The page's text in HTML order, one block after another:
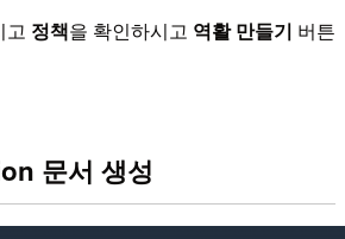
고 정책을 확인하시고 역활 만들기 버튼
문서 생성